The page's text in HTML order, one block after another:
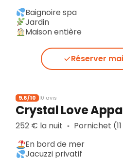
Baignoire spa
Jardin
Maison entière
Réserver
9,6/10 10 avis
Crystal Love
252 € la nuit ▪︎ Pornichet
En bord de mer
Jacuzzi privatif